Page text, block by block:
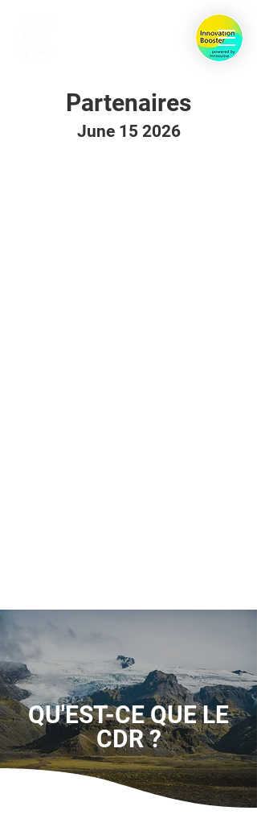
Partenaires
June 15 2026
QU'EST-CE QUE LE
CDR ?